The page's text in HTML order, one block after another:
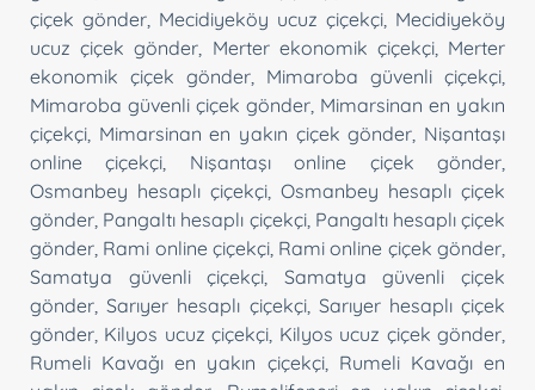
çiçek gönder Mecidiyeköy ucuz çiçekçi Mecidiyeköy
ucuz çiçek gönder
Merter ekonomik çiçekçi, Merter
ekonomik çiçek gönder
Mimaroba güvenli çiçekçi
Mimaroba güvenli çiçek gönder Mimarsinan en yakın
çiçekçi Mimarsinan en yakın çiçek gönder Nişantaşı
online çiçekçi
Nişantaşı online çiçek gönder
Osmanbey hesaplı çiçekçi Osmanbey hesaplı çiçek
gönder Pangaltı hesaplı çiçekçi, Pangaltı hesaplı çiçek
gönder Rami online çiçekçi, Rami online çiçek gönder
Samatya güvenli çiçekçi
Samatya güvenli çiçek
gönder ,Sarıyer hesaplı çiçekçi, Sarıyer hesaplı çiçek
gönder Kilyos ucuz çiçekçi Kilyos ucuz çiçek gönder
Rumeli Kavağı en yakın çiçekçi, Rumeli Kavağı en